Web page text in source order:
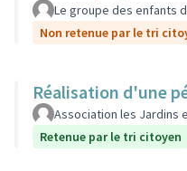
Le groupe des enfants
Non retenue par le tri
Réalisation d'une
Association les Jardins
Retenue par le tri citoyen